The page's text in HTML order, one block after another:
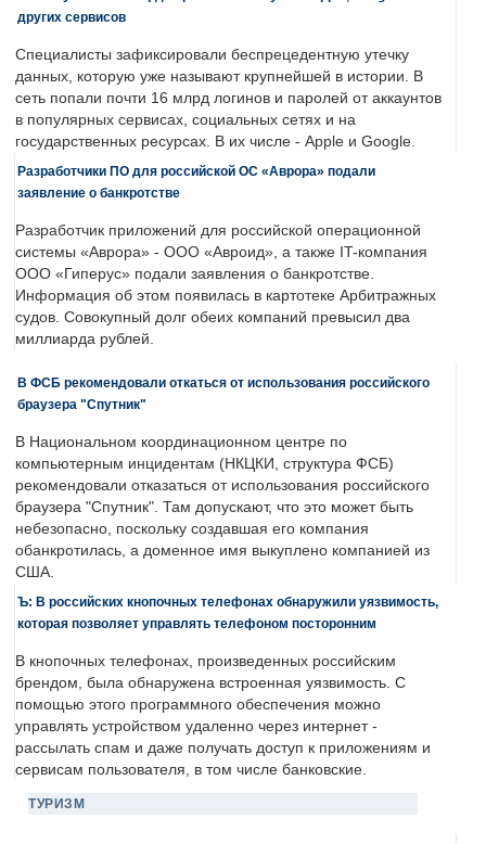
других сервисов
Специалисты зафиксировали беспрецедентную утечку
данных, которую уже называют крупнейшей в истории. В
сеть попали почти 16 млрд логинов и паролей от аккаунтов
в популярных сервисах, социальных сетях и на
государственных ресурсах. В их числе - Apple и Google.
Разработчики ПО для российской ОС «Аврора» подали
заявление о банкротстве
Разработчик приложений для российской операционной
системы «Аврора» - ООО «Авроид», а также IT-компания
ООО «Гиперус» подали заявления о банкротстве.
Информация об этом появилась в картотеке Арбитражных
судов. Совокупный долг обеих компаний превысил два
миллиарда рублей.
В ФСБ рекомендовали откаться от использования российского
браузера "Спутник"
В Национальном координационном центре по
компьютерным инцидентам (НКЦКИ, структура ФСБ)
рекомендовали отказаться от использования российского
браузера "Спутник". Там допускают, что это может быть
небезопасно, поскольку создавшая его компания
обанкротилась, а доменное имя выкуплено компанией из
США.
Ъ: В российских кнопочных телефонах обнаружили уязвимость,
которая позволяет управлять телефоном посторонним
В кнопочных телефонах, произведенных российским
брендом, была обнаружена встроенная уязвимость. С
помощью этого программного обеспечения можно
управлять устройством удаленно через интернет -
рассылать спам и даже получать доступ к приложениям и
сервисам пользователя, в том числе банковские.
ТУРИЗМ